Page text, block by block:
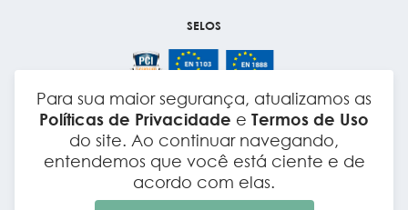
Para sua maior segurança, atualizamos as
Políticas de Privacidade e Termos de Uso
do site. Ao continuar navegando,
entendemos que você está ciente e de
acordo com elas.
SELOS
Layout e Desenvolvimento